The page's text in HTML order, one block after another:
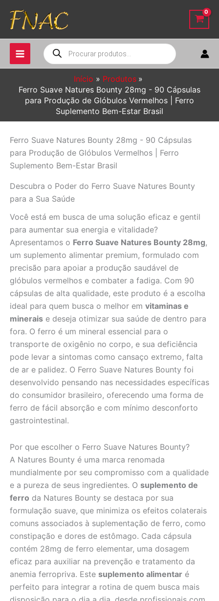
para
conteúdo
Pesquisar
produtos
Início
Produtos
Ferro Suave Natures Bounty 28mg - 90 Cápsulas
para Produção de Glóbulos Vermelhos | Ferro
Suplemento Bem-Estar Brasil
Ferro Suave Natures Bounty 28mg - 90 Cápsulas
para Produção de Glóbulos Vermelhos | Ferro
Suplemento Bem-Estar Brasil
Descubra o Poder do Ferro Suave Natures Bounty
para a Sua Saúde
Você está em busca de uma solução eficaz e gentil
para aumentar sua energia e vitalidade?
Apresentamos o Ferro Suave Natures Bounty 28mg,
um suplemento alimentar premium, formulado com
precisão para apoiar a produção saudável de
glóbulos vermelhos e combater a fadiga. Com 90
cápsulas de alta qualidade, este produto é a escolha
ideal para quem busca o melhor em vitaminas e
minerais e deseja otimizar sua saúde de dentro para
fora. O ferro é um mineral essencial para o
transporte de oxigênio no corpo, e sua deficiência
pode levar a sintomas como cansaço extremo, falta
de ar e palidez. O Ferro Suave Natures Bounty foi
desenvolvido pensando nas necessidades específicas
do consumidor brasileiro, oferecendo uma forma de
ferro de fácil absorção e com mínimo desconforto
gastrointestinal.
Por que escolher o Ferro Suave Natures Bounty?
A Natures Bounty é uma marca renomada
mundialmente por seu compromisso com a qualidade
e a pureza de seus ingredientes. O suplemento de
ferro da Natures Bounty se destaca por sua
formulação suave, que minimiza os efeitos colaterais
comuns associados à suplementação de ferro, como
constipação e dores de estômago. Cada cápsula
contém 28mg de ferro elementar, uma dosagem
eficaz para auxiliar na prevenção e tratamento da
anemia ferropriva. Este suplemento alimentar é
perfeito para integrar a rotina de quem busca mais